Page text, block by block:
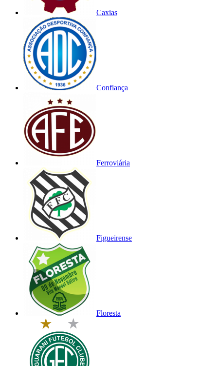
Caxias
Confiança
Ferroviária
Figueirense
Floresta